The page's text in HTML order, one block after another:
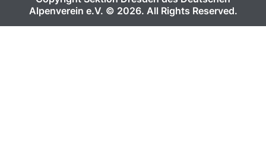
Alpenverein e.V. © 2026. All Rights Reserved.